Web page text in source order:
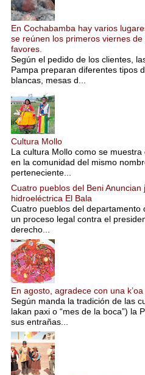
En Cochabamba hay varios
se reúnen los primeros viernes
favores.
Según el pedido de los clientes,
Pampa preparan diferentes tipos
blancas, mesas d...
Cultura Mollo
La cultura Mollo como se
en la comunidad del mismo
perteneciente...
Cuatro pueblos del Beni
hidroeléctrica El Bala
Cuatro pueblos del departamento
un proceso legal contra el
derecho...
En agosto, agradece con una
Según manda la tradición de las
lakan paxi o “mes de la boca”) la
sus entrañas...